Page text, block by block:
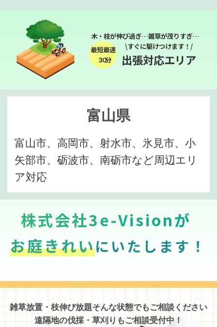
木・枝が伸び過ぎ…雑草が茂りすぎ…
最短最速
３０分
\すぐに駆けつけます！/
出張対応エリア
富山県
富山市、高岡市、射水市、氷見市、小
矢部市、砺波市、南砺市など周辺エリ
ア対応
株式会社3e-Visionが
お庭きれいにいたします！
雑草放置・枝伸び放題そんな状態でもご相談ください
遠隔地の伐採・草刈りもご相談受付中！